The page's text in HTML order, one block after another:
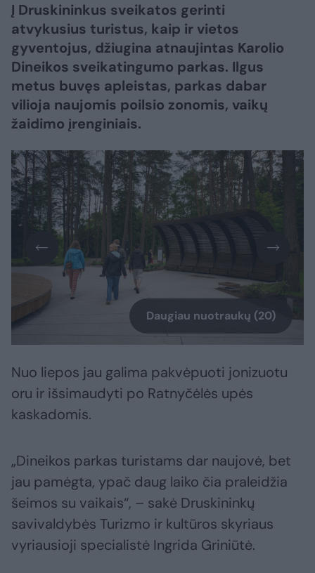
Į Druskininkus sveikatos gerinti
atvykusius turistus, kaip ir vietos
gyventojus, džiugina atnaujintas Karolio
Dineikos sveikatingumo parkas. Ilgus
metus buvęs apleistas, parkas dabar
vilioja naujomis poilsio zonomis, vaikų
žaidimo įrenginiais.
Daugiau nuotraukų (20)
Nuo liepos jau galima pakvėpuoti jonizuotu
oru ir išsimaudyti po Ratnyčėlės upės
kaskadomis.
„Dineikos parkas turistams dar naujovė, bet
jau pamėgta, ypač daug laiko čia praleidžia
šeimos su vaikais“, – sakė Druskininkų
savivaldybės Turizmo ir kultūros skyriaus
vyriausioji specialistė Ingrida Griniūtė.